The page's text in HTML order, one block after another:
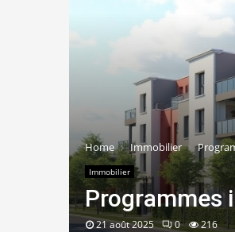
Home Immobilier
Immobilier
Programmes
21 août 2025 0 216